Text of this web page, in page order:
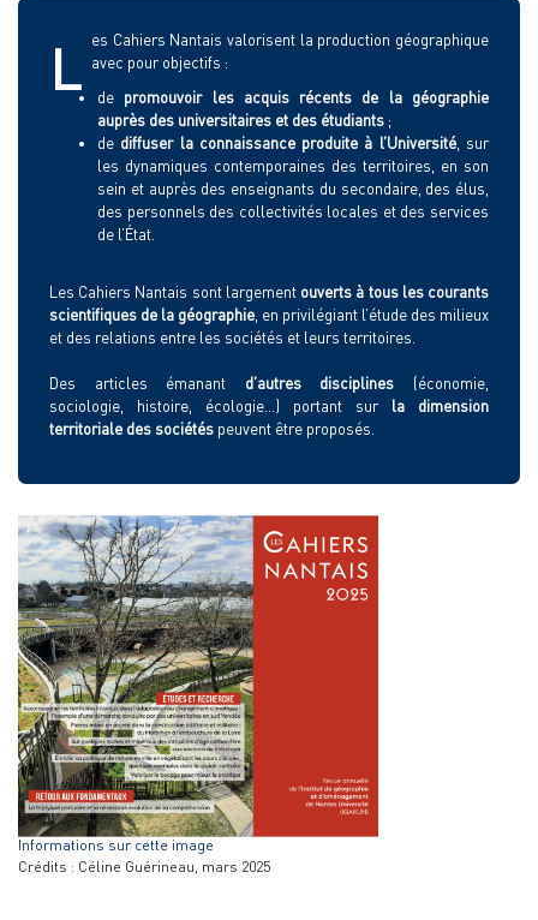
L
es Cahiers Nantais valorisent la production géographique
avec pour objectifs :
de promouvoir les acquis récents de la géographie
auprès des universitaires et des étudiants ;
de diffuser la connaissance produite à l’Université, sur
les dynamiques contemporaines des territoires, en son
sein et auprès des enseignants du secondaire, des élus,
des personnels des collectivités locales et des services
de l’État.
Les Cahiers Nantais sont largement ouverts à tous les courants
scientifiques de la géographie , en privilégiant l’étude des milieux
et des relations entre les sociétés et leurs territoires.
Des articles émanant d’autres disciplines (économie,
sociologie, histoire, écologie…) portant sur la dimension
territoriale des sociétés peuvent être proposés.
Informations sur cette image
Crédits : Céline Guérineau, mars 2025